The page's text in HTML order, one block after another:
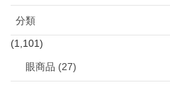
分類
(1,101)
眼商品 (27)